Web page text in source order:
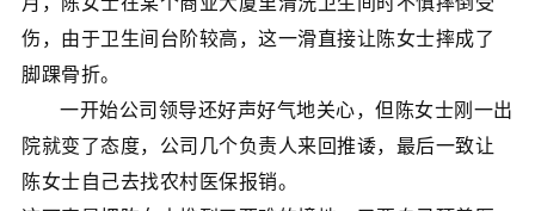
伤，由于卫生间台阶较高，这一滑直接让陈女士摔成了
脚踝骨折。
一开始公司领导还好声好气地关心，但陈女士刚一出
院就变了态度，公司几个负责人来回推诿，最后一致让
陈女士自己去找农村医保报销。